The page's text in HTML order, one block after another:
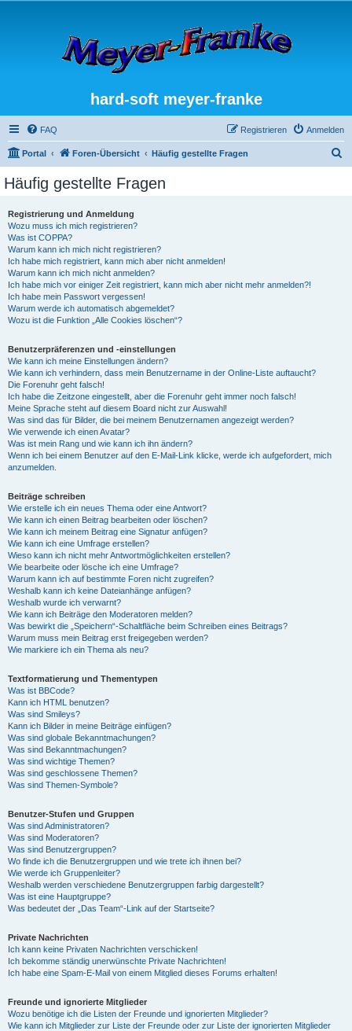
hard-soft meyer-franke
FAQ Anmelden
Registrieren
Portal Foren-Übersicht Häufig gestellte Fragen
Häufig gestellte Fragen
Registrierung und Anmeldung
Wozu muss ich mich registrieren?
Was ist COPPA?
Warum kann ich mich nicht registrieren?
Ich habe mich registriert, kann mich aber nicht anmelden!
Warum kann ich mich nicht anmelden?
Ich habe mich vor einiger Zeit registriert, kann mich aber nicht mehr anmelden?!
Ich habe mein Passwort vergessen!
Warum werde ich automatisch abgemeldet?
Wozu ist die Funktion „Alle Cookies löschen“?
Benutzerpräferenzen und -einstellungen
Wie kann ich meine Einstellungen ändern?
Wie kann ich verhindern, dass mein Benutzername in der Online-Liste auftaucht?
Die Forenuhr geht falsch!
Ich habe die Zeitzone eingestellt, aber die Forenuhr geht immer noch falsch!
Meine Sprache steht auf diesem Board nicht zur Auswahl!
Was sind das für Bilder, die bei meinem Benutzernamen angezeigt werden?
Wie verwende ich einen Avatar?
Was ist mein Rang und wie kann ich ihn ändern?
Wenn ich bei einem Benutzer auf den E-Mail-Link klicke, werde ich aufgefordert, mich
anzumelden.
Beiträge schreiben
Wie erstelle ich ein neues Thema oder eine Antwort?
Wie kann ich einen Beitrag bearbeiten oder löschen?
Wie kann ich meinem Beitrag eine Signatur anfügen?
Wie kann ich eine Umfrage erstellen?
Wieso kann ich nicht mehr Antwortmöglichkeiten erstellen?
Wie bearbeite oder lösche ich eine Umfrage?
Warum kann ich auf bestimmte Foren nicht zugreifen?
Weshalb kann ich keine Dateianhänge anfügen?
Weshalb wurde ich verwarnt?
Wie kann ich Beiträge den Moderatoren melden?
Was bewirkt die „Speichern“-Schaltfläche beim Schreiben eines Beitrags?
Warum muss mein Beitrag erst freigegeben werden?
Wie markiere ich ein Thema als neu?
Textformatierung und Thementypen
Was ist BBCode?
Kann ich HTML benutzen?
Was sind Smileys?
Kann ich Bilder in meine Beiträge einfügen?
Was sind globale Bekanntmachungen?
Was sind Bekanntmachungen?
Was sind wichtige Themen?
Was sind geschlossene Themen?
Was sind Themen-Symbole?
Benutzer-Stufen und Gruppen
Was sind Administratoren?
Was sind Moderatoren?
Was sind Benutzergruppen?
Wo finde ich die Benutzergruppen und wie trete ich ihnen bei?
Wie werde ich Gruppenleiter?
Weshalb werden verschiedene Benutzergruppen farbig dargestellt?
Was ist eine Hauptgruppe?
Was bedeutet der „Das Team“-Link auf der Startseite?
Private Nachrichten
Ich kann keine Privaten Nachrichten verschicken!
Ich bekomme ständig unerwünschte Private Nachrichten!
Ich habe eine Spam-E-Mail von einem Mitglied dieses Forums erhalten!
Freunde und ignorierte Mitglieder
Wozu benötige ich die Listen der Freunde und ignorierten Mitglieder?
Wie kann ich Mitglieder zur Liste der Freunde oder zur Liste der ignorierten Mitglieder